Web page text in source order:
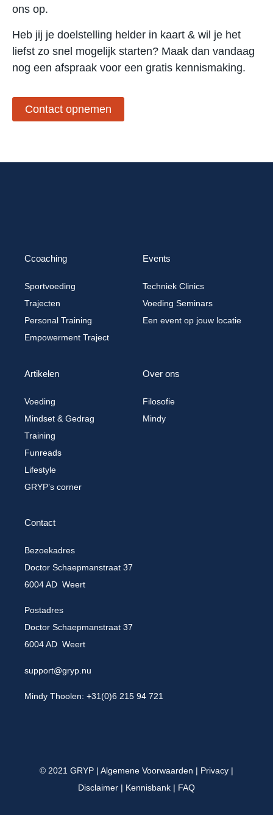
ons op.
Heb jij je doelstelling helder in kaart & wil je het
liefst zo snel mogelijk starten? Maak dan vandaag
nog een afspraak voor een gratis kennismaking.
Contact opnemen
Ccoaching
Sportvoeding
Trajecten
Personal Training
Empowerment Traject
Events
Techniek Clinics
Voeding Seminars
Een event op jouw locatie
Artikelen
Voeding
Mindset & Gedrag
Training
Funreads
Lifestyle
GRYP’s corner
Over ons
Filosofie
Mindy
Contact
Bezoekadres
Doctor Schaepmanstraat 37
6004 AD Weert
Postadres
Doctor Schaepmanstraat 37
6004 AD Weert
support@gryp.nu
Mindy Thoolen: +31(0)6 215 94 721
© 2021 GRYP | Algemene Voorwaarden | Privacy |
Disclaimer | Kennisbank | FAQ